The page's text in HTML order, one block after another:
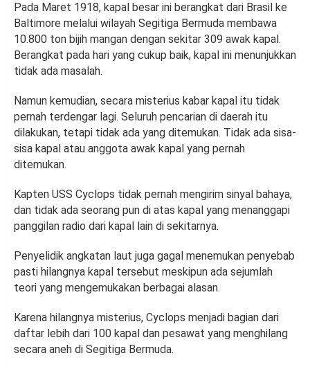
Pada Maret 1918, kapal besar ini berangkat dari Brasil ke
Baltimore melalui wilayah Segitiga Bermuda membawa
10.800 ton bijih mangan dengan sekitar 309 awak kapal.
Berangkat pada hari yang cukup baik, kapal ini menunjukkan
tidak ada masalah.
Namun kemudian, secara misterius kabar kapal itu tidak
pernah terdengar lagi. Seluruh pencarian di daerah itu
dilakukan, tetapi tidak ada yang ditemukan. Tidak ada sisa-
sisa kapal atau anggota awak kapal yang pernah
ditemukan.
Kapten USS Cyclops tidak pernah mengirim sinyal bahaya,
dan tidak ada seorang pun di atas kapal yang menanggapi
panggilan radio dari kapal lain di sekitarnya.
Penyelidik angkatan laut juga gagal menemukan penyebab
pasti hilangnya kapal tersebut meskipun ada sejumlah
teori yang mengemukakan berbagai alasan.
Karena hilangnya misterius, Cyclops menjadi bagian dari
daftar lebih dari 100 kapal dan pesawat yang menghilang
secara aneh di Segitiga Bermuda.